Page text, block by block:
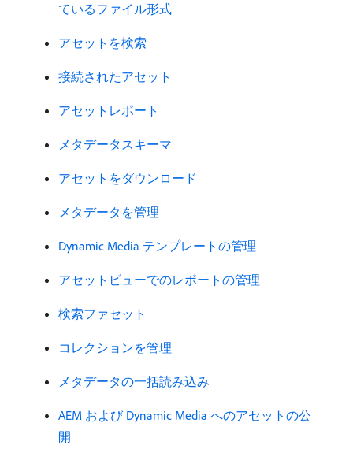
ているファイル形式
アセットを検索
接続されたアセット
アセットレポート
メタデータスキーマ
アセットをダウンロード
メタデータを管理
Dynamic Media テンプレートの管理
アセットビューでのレポートの管理
検索ファセット
コレクションを管理
メタデータの一括読み込み
AEM および Dynamic Media へのアセットの公
開